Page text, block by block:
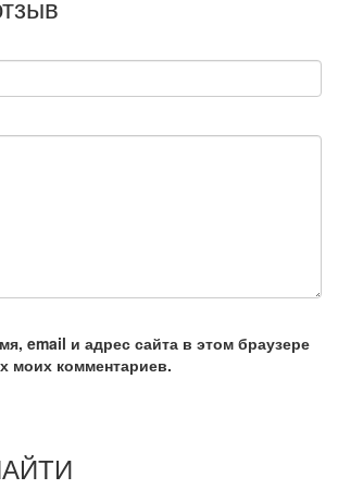
email и адрес сайта в этом браузере
моих комментариев.